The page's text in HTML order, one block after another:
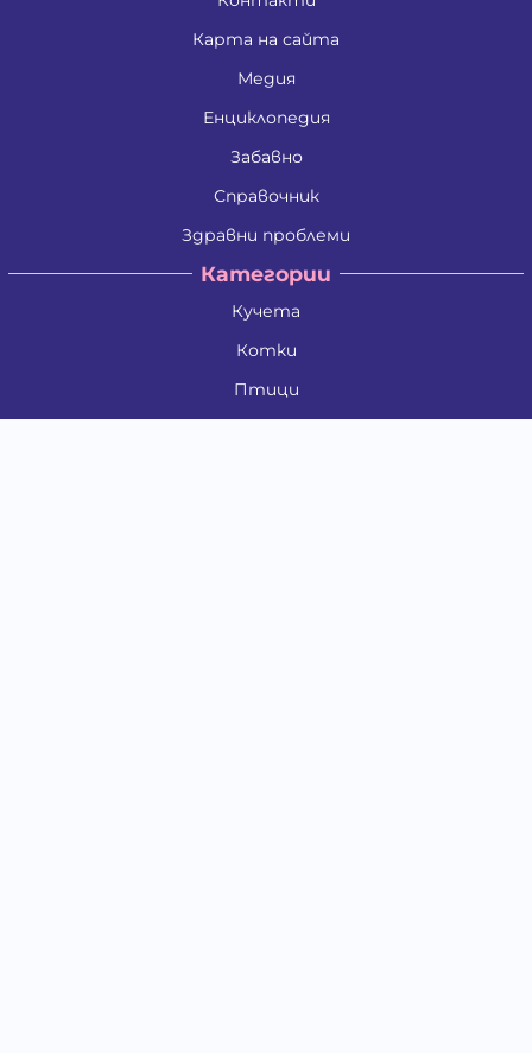
Карта на сайта
Медия
Енциклопедия
Забавно
Справочник
Здравни проблеми
Категории
Кучета
Котки
Птици